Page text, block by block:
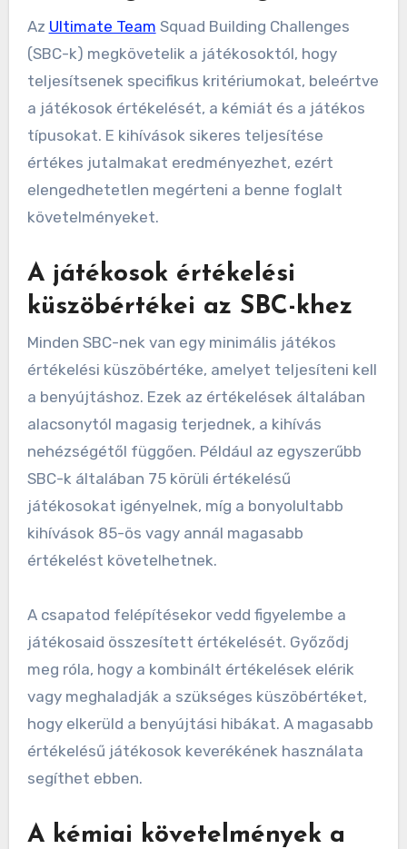
Az Ultimate Team Squad Building Challenges
(SBC-k) megkövetelik a játékosoktól, hogy
teljesítsenek specifikus kritériumokat, beleértve
a játékosok értékelését, a kémiát és a játékos
típusokat. E kihívások sikeres teljesítése
értékes jutalmakat eredményezhet, ezért
elengedhetetlen megérteni a benne foglalt
követelményeket.
A játékosok értékelési
küszöbértékei az SBC-khez
Minden SBC-nek van egy minimális játékos
értékelési küszöbértéke, amelyet teljesíteni kell
a benyújtáshoz. Ezek az értékelések általában
alacsonytól magasig terjednek, a kihívás
nehézségétől függően. Például az egyszerűbb
SBC-k általában 75 körüli értékelésű
játékosokat igényelnek, míg a bonyolultabb
kihívások 85-ös vagy annál magasabb
értékelést követelhetnek.
A csapatod felépítésekor vedd figyelembe a
játékosaid összesített értékelését. Győződj
meg róla, hogy a kombinált értékelések elérik
vagy meghaladják a szükséges küszöbértéket,
hogy elkerüld a benyújtási hibákat. A magasabb
értékelésű játékosok keverékének használata
segíthet ebben.
A kémiai követelmények a